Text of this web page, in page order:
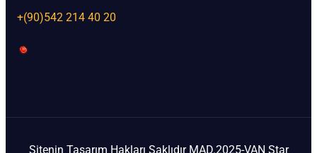
+(90)542 214 40 20
Sitenin Tasarım Hakları Saklıdır MAD.2025-VAN Star